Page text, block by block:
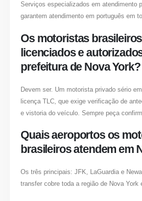
Serviços especializados em atendimento
garantem atendimento em português em
Os motoristas
licenciados e
prefeitura de Nova York?
Devem ser. Um motorista privado sério
licença TLC, que exige verificação de
e vistoria do veículo. Sempre peça
Quais aeroportos os
brasileiros atendem em
Os três principais: JFK, LaGuardia e
transfer cobre toda a região de Nova York